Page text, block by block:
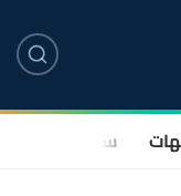
سياسة